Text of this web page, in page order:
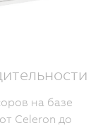
на базе
Celeron до